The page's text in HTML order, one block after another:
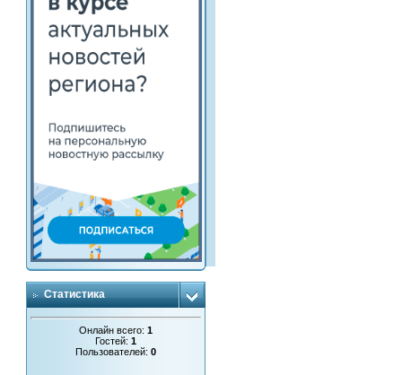
Статистика
Онлайн всего:1
Гостей:1
Пользователей:0